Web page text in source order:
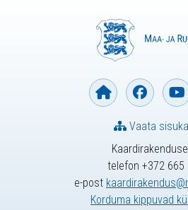
telefon +372 665
e-post
Korduma kippuvad
Vaata